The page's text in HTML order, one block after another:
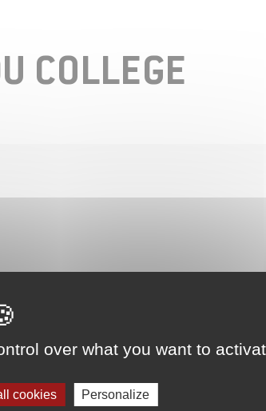
over what you want to
cookies Personalize
COLLEGE